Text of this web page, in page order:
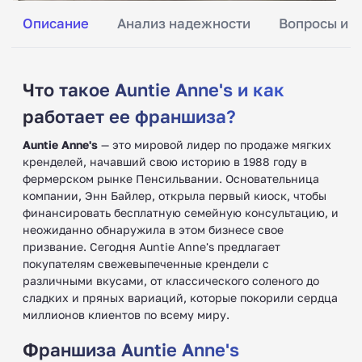
Описание Анализ надежности Вопросы и
Что такое Auntie Anne's и как
работает ее франшиза?
Auntie Anne's — это мировой лидер по продаже мягких
кренделей, начавший свою историю в 1988 году в
фермерском рынке Пенсильвании. Основательница
компании, Энн Байлер, открыла первый киоск, чтобы
финансировать бесплатную семейную консультацию, и
неожиданно обнаружила в этом бизнесе свое
призвание. Сегодня Auntie Anne's предлагает
покупателям свежевыпеченные крендели с
различными вкусами, от классического соленого до
сладких и пряных вариаций, которые покорили сердца
миллионов клиентов по всему миру.
Франшиза Auntie Anne's